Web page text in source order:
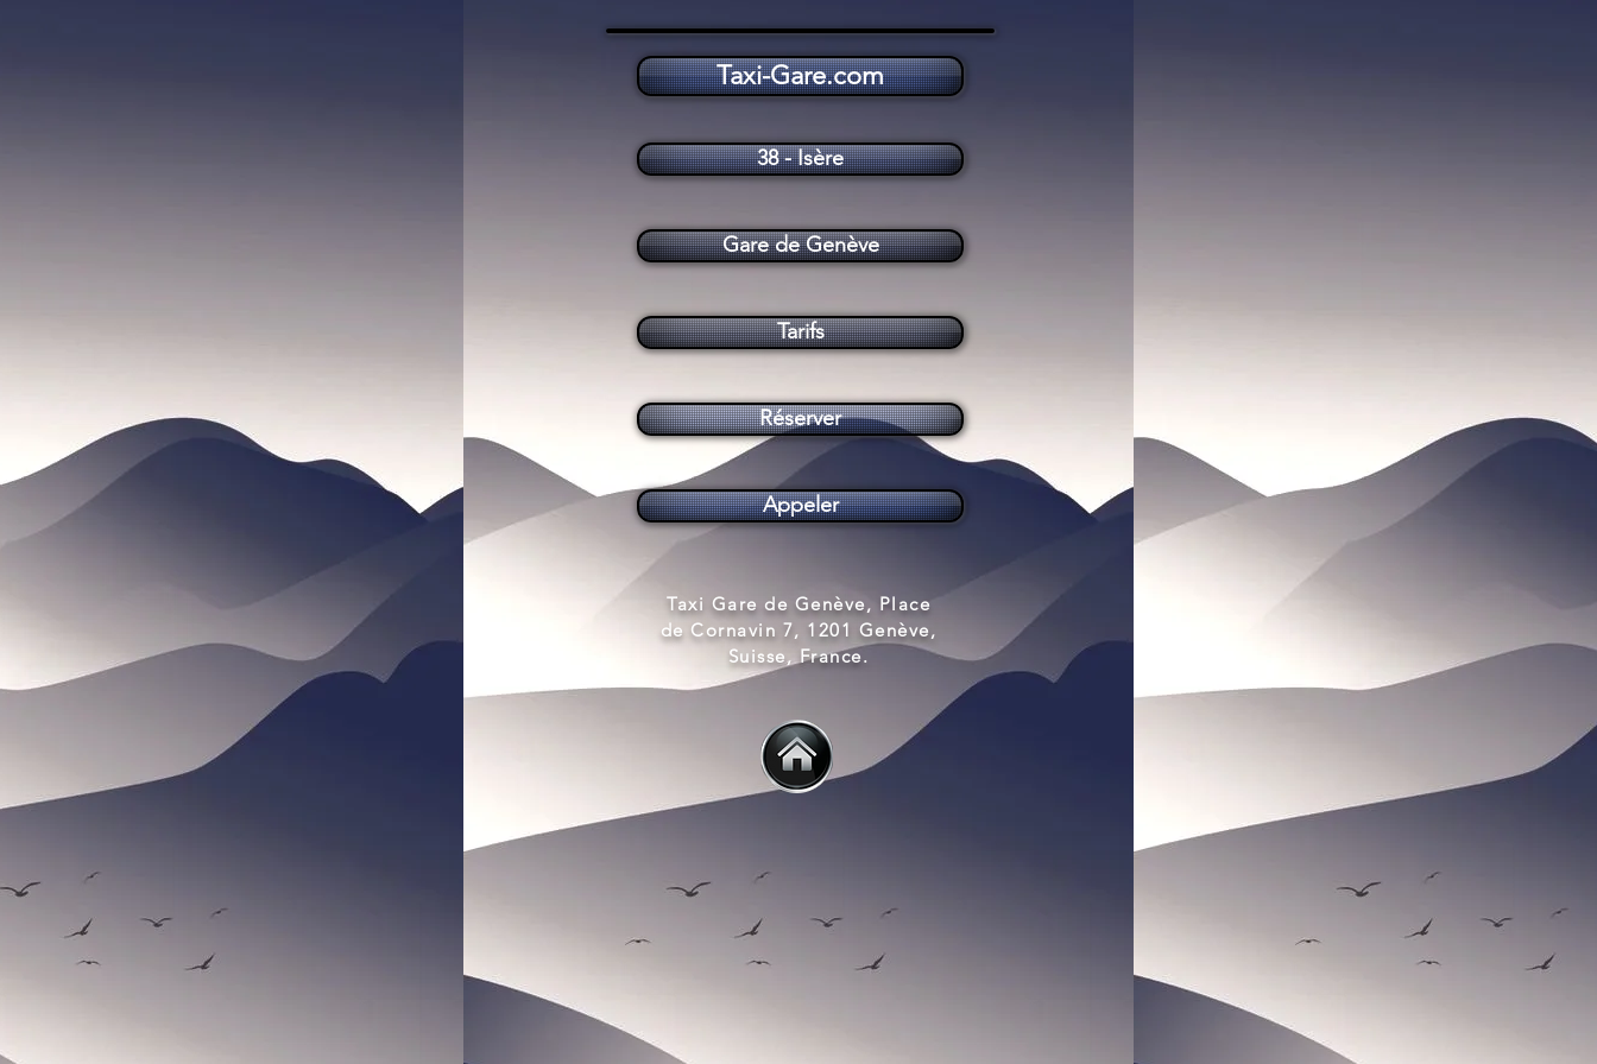
Tarifs
Taxi Gare de Genève (Suisse)
Gare de Genève
Taxi-Gare.com
Réserver
Appeler
38 - Isère
Taxi Gare de Genève, Place
de Cornavin 7, 1201 Genève,
Suisse, France.